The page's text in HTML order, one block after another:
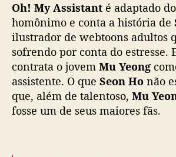
Oh! My Assistant é adaptado
homônimo e conta a história de
ilustrador de webtoons adultos
sofrendo por conta do estresse.
contrata o jovem Mu Yeong
assistente. O que Seon Ho não
que, além de talentoso, Mu
fosse um de seus maiores fãs.